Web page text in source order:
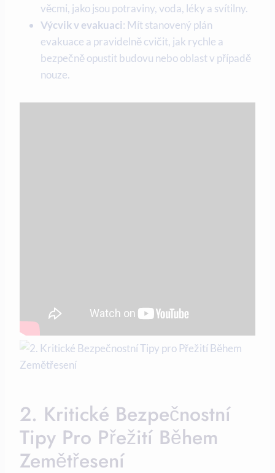
věcmi, jako jsou potraviny, voda, léky a svítilny.
Výcvik v evakuaci: Mít stanovený plán
evakuace a pravidelně cvičit, jak rychle a
bezpečně opustit budovu nebo oblast v případě
nouze.
2. Kritické Bezpečnostní
Tipy Pro Přežití Během
Zemětřesení